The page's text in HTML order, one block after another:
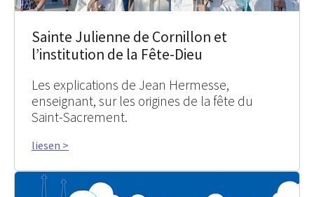
Sainte Julienne de Cornillon et
l’institution de la Fête-Dieu
Les explications de Jean Hermesse,
enseignant, sur les origines de la fête du
Saint-Sacrement.
liesen >